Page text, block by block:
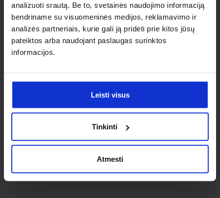
analizuoti srautą. Be to, svetainės naudojimo informaciją
bendriname su visuomeninės medijos, reklamavimo ir
analizės partneriais, kurie gali ją pridėti prie kitos jūsų
pateiktos arba naudojant paslaugas surinktos
informacijos.
Leisti visus
Tinkinti
Atmesti
nestandartinio produkto aptarimo.
Susisiekti